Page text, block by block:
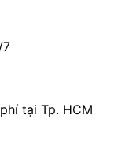
tại Tp. HCM